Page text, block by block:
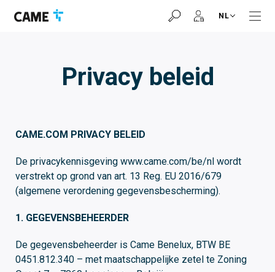
naar
naar
naar
NL
Privacy beleid
CAME.COM PRIVACY BELEID
De privacykennisgeving www.came.com/be/nl wordt
verstrekt op grond van art. 13 Reg. EU 2016/679
(algemene verordening gegevensbescherming).
1. GEGEVENSBEHEERDER
De gegevensbeheerder is Came Benelux, BTW BE
0451.812.340 – met maatschappelijke zetel te Zoning